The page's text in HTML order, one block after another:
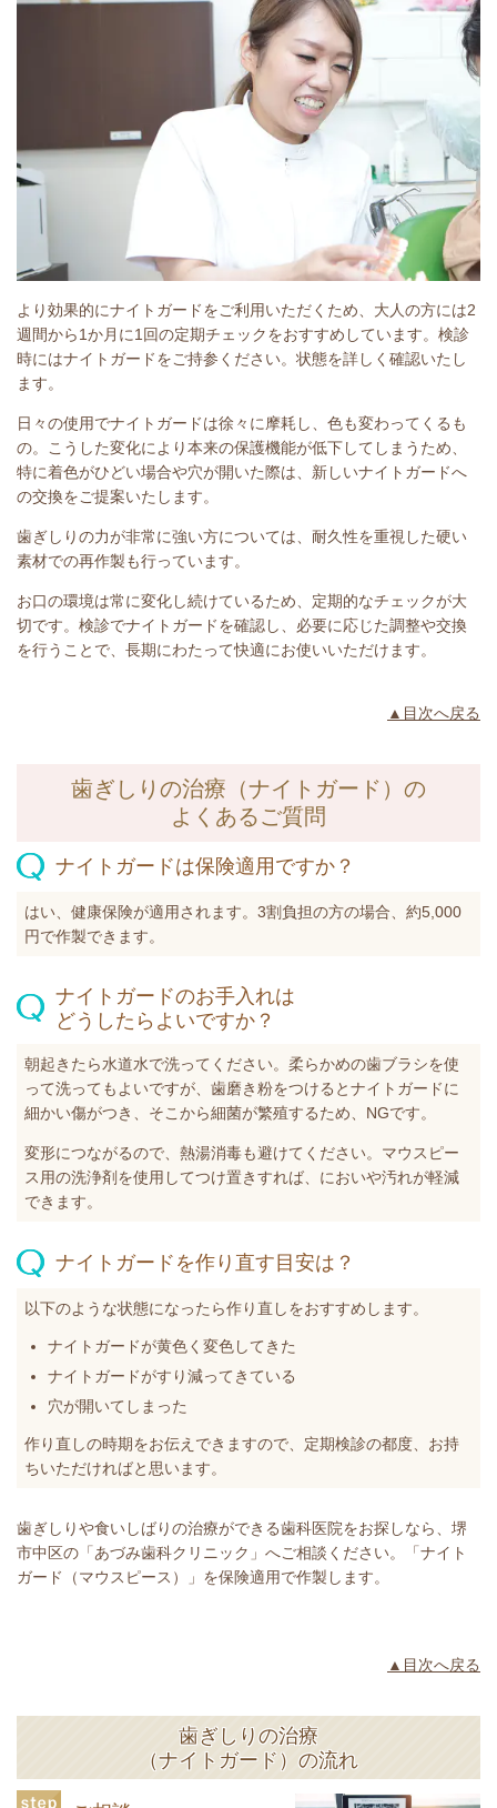
より効果的にナイトガードをご利用いただくため、大人の方には2
週間から1か月に1回の定期チェックをおすすめしています。検診
時にはナイトガードをご持参ください。状態を詳しく確認いたし
ます。
日々の使用でナイトガードは徐々に摩耗し、色も変わってくるも
の。こうした変化により本来の保護機能が低下してしまうため、
特に着色がひどい場合や穴が開いた際は、新しいナイトガードへ
の交換をご提案いたします。
歯ぎしりの力が非常に強い方については、耐久性を重視した硬い
素材での再作製も行っています。
お口の環境は常に変化し続けているため、定期的なチェックが大
切です。検診でナイトガードを確認し、必要に応じた調整や交換
を行うことで、長期にわたって快適にお使いいただけます。
▲目次へ戻る
歯ぎしりの治療（ナイトガード）の
よくあるご質問
ナイトガードは保険適用ですか？
はい、健康保険が適用されます。3割負担の方の場合、約5,000
円で作製できます。
ナイトガードのお手入れは
どうしたらよいですか？
朝起きたら水道水で洗ってください。柔らかめの歯ブラシを使
って洗ってもよいですが、歯磨き粉をつけるとナイトガードに
細かい傷がつき、そこから細菌が繁殖するため、NGです。
変形につながるので、熱湯消毒も避けてください。マウスピー
ス用の洗浄剤を使用してつけ置きすれば、においや汚れが軽減
できます。
ナイトガードを作り直す目安は？
以下のような状態になったら作り直しをおすすめします。
ナイトガードが黄色く変色してきた
ナイトガードがすり減ってきている
穴が開いてしまった
作り直しの時期をお伝えできますので、定期検診の都度、お持
ちいただければと思います。
歯ぎしりや食いしばりの治療ができる歯科医院をお探しなら、堺
市中区の「あづみ歯科クリニック」へご相談ください。「ナイト
ガード（マウスピース）」を保険適用で作製します。
▲目次へ戻る
歯ぎしりの治療
（ナイトガード）の流れ